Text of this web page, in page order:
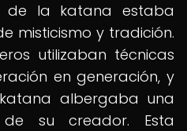
de la katana estaba
misticismo y tradición.
utilizaban técnicas
en generación, y
albergaba una
su creador. Esta